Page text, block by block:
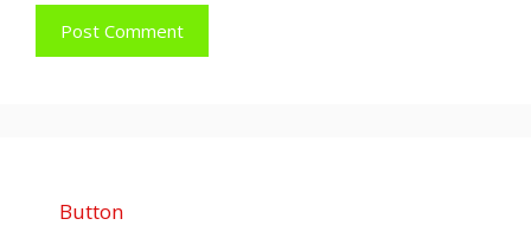
Button